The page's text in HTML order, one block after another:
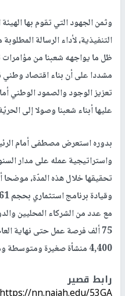
وثمن الجهود التي تقوم بها
التنفيذية، لأداء الرسالة
ظل ما يواجهه شعبنا من
مشددا على أن بناء اقتصاد
تعزيز الوجود والصمود الوطني
عليها أبناء شعبنا وصولا إلى
بدوره استعرض مصطفى أمام
واستراتيجية عمله على مدار
تحقيقها خلال هذه المدّة،
مع عدد من الشركاء المحليين
4,400 منشأة صغيرة ومتوسطة ومتناهية الصغر.
رابط قصير